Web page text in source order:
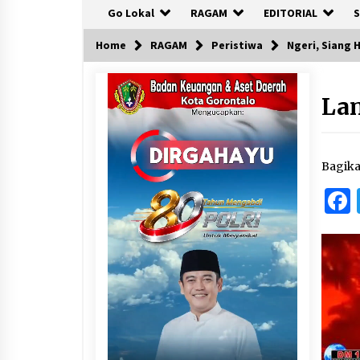
Go Lokal RAGAM EDITORIAL
Home RAGAM Peristiwa Ngeri, Siang